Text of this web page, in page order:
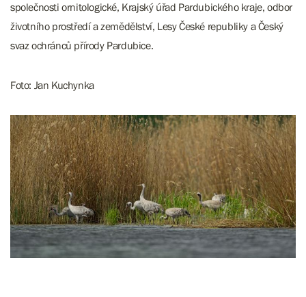
společnosti ornitologické, Krajský úřad Pardubického kraje, odbor
životního prostředí a zemědělství, Lesy České republiky a Český
svaz ochránců přírody Pardubice.
Foto: Jan Kuchynka